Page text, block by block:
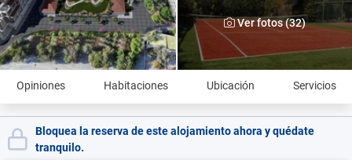
Ver fotos (32)
Opiniones Habitaciones Ubicación Servicios
Bloquea la reserva de este alojamiento ahora y quédate
tranquilo.